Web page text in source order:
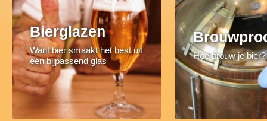
Bierglazen
Want bier smaakt het best uit
een bijpassend glas
Hoe brouw je bier?